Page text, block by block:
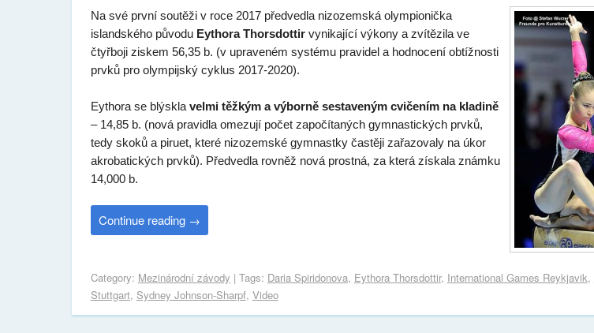
Na své první soutěži v roce 2017 předvedla nizozemská olympionička
islandského původu Eythora Thorsdottirvynikající výkony a zvítězila ve
čtyřboji ziskem 56,35 b. (v upraveném systému pravidel a hodnocení obtížnosti
prvků pro olympijský cyklus 2017-2020).
Eythora se blýskla velmi těžkým a výborně sestaveným cvičením na kladině
– 14,85 b. (nová pravidla omezují počet započítaných gymnastických prvků,
tedy skoků a piruet, které nizozemské gymnastky častěji zařazovaly na úkor
akrobatických prvků). Předvedla rovněž nová prostná, za která získala známku
14,000 b.
Continue reading →
Category: Mezinárodní závody | Tags: Daria Spiridonova, Eythora Thorsdottir, International Games Reykjavik,
Stuttgart, Sydney Johnson-Sharpf, Video